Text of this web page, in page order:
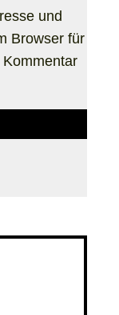
und
Browser für